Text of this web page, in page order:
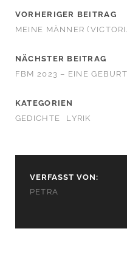
VORHERIGER BEITRAG
MEINE MÄNNER
NÄCHSTER BEITRAG
FBM 2023 – EINE
KATEGORIEN
GEDICHTE
LYRIK
VERFASST VON:
PETRA